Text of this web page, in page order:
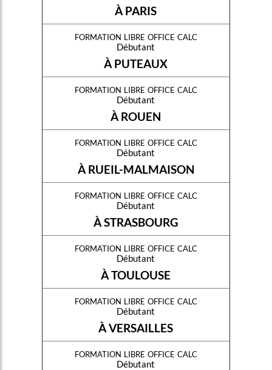
À PARIS
formation libre office calc
Débutant
À PUTEAUX
formation libre office calc
Débutant
À ROUEN
formation libre office calc
Débutant
À RUEIL-MALMAISON
formation libre office calc
Débutant
À STRASBOURG
formation libre office calc
Débutant
À TOULOUSE
formation libre office calc
Débutant
À VERSAILLES
formation libre office calc
Débutant